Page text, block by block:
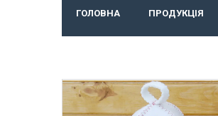
ГОЛОВНА ПРОДУКЦІЯ